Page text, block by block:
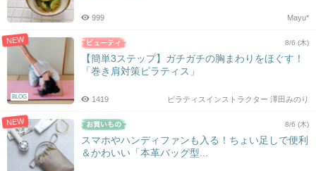
Mayu*
999
NEW
BLOG
8/6 (木)
【簡単3ステップ】ガチガチの胸まわりをほぐす！
「巻き肩対策ピラティス」
ピラティスインストラクター 澤田みのり
1419
NEW 8/6 (木)
スマホやハンディファンも入る！ちょい足しで便利
＆かわいい「本革バッグ型...